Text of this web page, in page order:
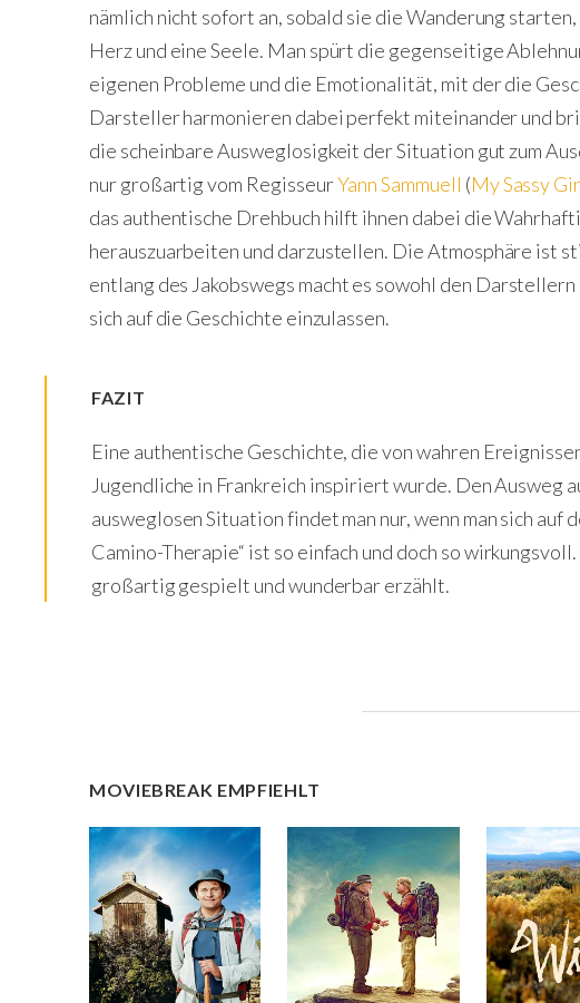
nämlich nicht sofort an, sobald sie die Wanderung
Herz und eine Seele. Man spürt die gegenseitige
eigenen Probleme und die Emotionalität, mit der die
Darsteller harmonieren dabei perfekt miteinander und
die scheinbare Ausweglosigkeit der Situation gut zum
nur großartig vom RegisseurYannSammuell (My Sassy
das authentische Drehbuch hilft ihnen dabei die
herauszuarbeiten und darzustellen. Die Atmosphäre ist
entlang des Jakobswegs macht es sowohl den Darstellern
sich auf die Geschichte einzulassen.
FAZIT
Eine authentische Geschichte, die von wahren
Jugendliche in Frankreich inspiriert wurde. Den Ausweg
ausweglosen Situation findet man nur, wenn man sich auf
Camino-Therapie“ ist so einfach und doch so
großartig gespielt und wunderbar erzählt.
MOVIEBREAK EMPFIEHLT